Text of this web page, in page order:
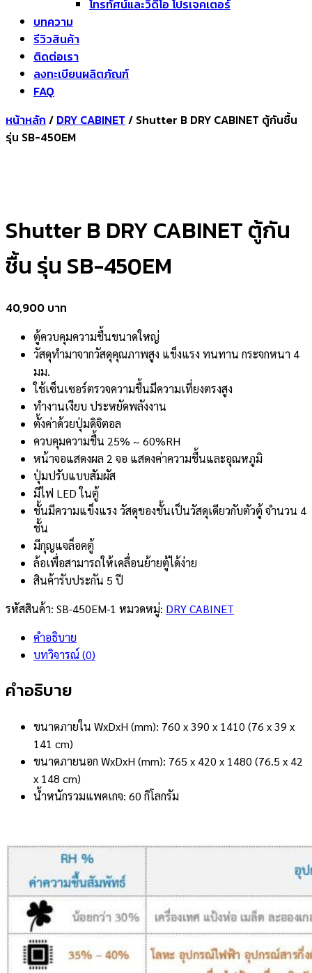
โทรทัศน์และวิดีโอ โปรเจคเตอร์
บทความ
รีวิวสินค้า
ติดต่อเรา
ลงทะเบียนผลิตภัณฑ์
FAQ
หน้าหลัก / DRY CABINET / Shutter B DRY CABINET ตู้กันชื้น
รุ่น SB-450EM
Shutter B DRY CABINET ตู้กัน
ชื้น รุ่น SB-450EM
40,900
ตู้ควบคุมความชื้นขนาดใหญ่
วัสดุทำมาจากวัสดุคุณภาพสูง แข็งแรง ทนทาน กระจกหนา 4
มม.
ใช้เซ็นเซอร์ตรวจความชื้นมีความเที่ยงตรงสูง
ทำงานเงียบ ประหยัดพลังงาน
ตั้งค่าด้วยปุ่มดิจิตอล
ควบคุมความชื้น 25% ~ 60%RH
หน้าจอแสดงผล 2 จอ แสดงค่าความชื้นและอุณหภูมิ
ปุ่มปรับแบบสัมผัส
มีไฟ LED ในตู้
ชั้นมีความแข็งแรง วัสดุของชั้นเป็นวัสดุเดียวกับตัวตู้ จำนวน 4
ชั้น
มีกุญแจล็อคตู้
ล้อเพื่อสามารถให้เคลื่อนย้ายตู้ได้ง่าย
สินค้ารับประกัน 5 ปี
รหัสสินค้า: SB-450EM-1 หมวดหมู่: DRY CABINET
คำอธิบาย
บทวิจารณ์ (0)
คำอธิบาย
ขนาดภายใน WxDxH (mm): 760 x 390 x 1410 (76 x 39 x
141 cm)
ขนาดภายนอก WxDxH (mm): 765 x 420 x 1480 (76.5 x 42
x 148 cm)
น้ำหนักรวมแพคเกจ: 60 กิโลกรัม